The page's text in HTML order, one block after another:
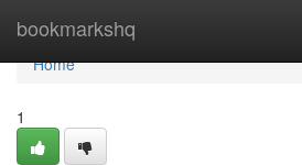
bookmarkshq
Home
Home
1